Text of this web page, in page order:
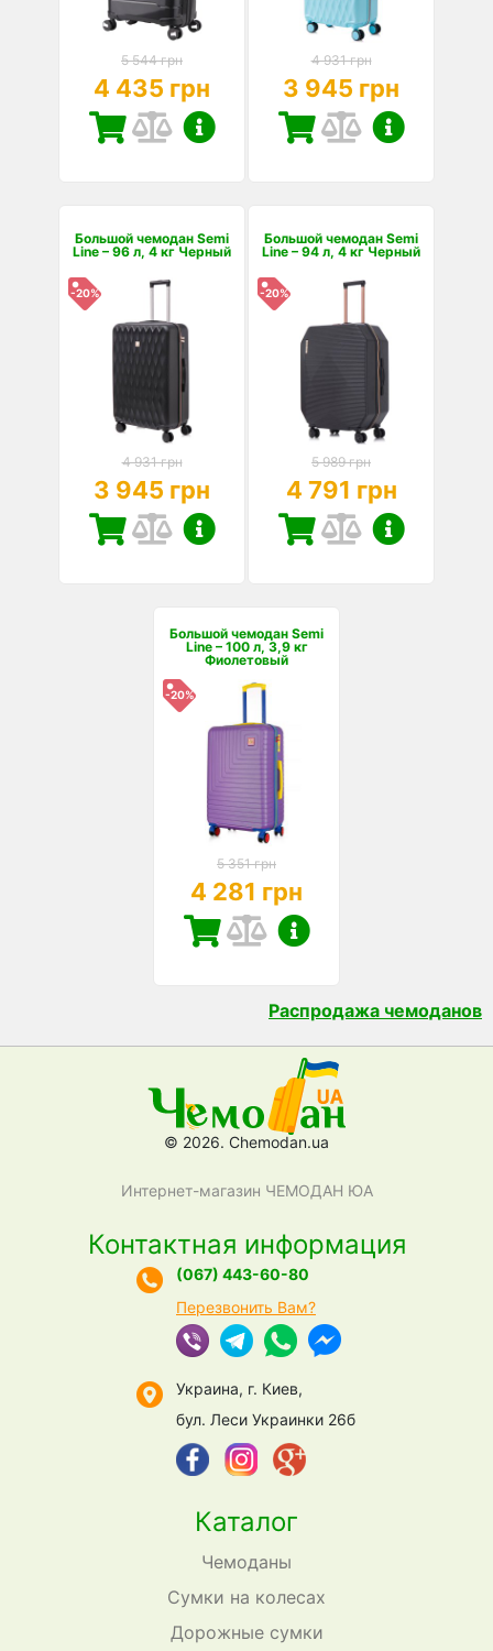
5 544 грн
4 435 грн
4 931 грн
3 945 грн
Большой чемодан Semi
Line – 96 л, 4 кг Черный
-20%
4 931 грн
3 945 грн
Большой чемодан Semi
Line – 94 л, 4 кг Черный
-20%
5 989 грн
4 791 грн
Большой чемодан Semi
Line – 100 л, 3,9 кг
Фиолетовый
-20%
5 351 грн
4 281 грн
Распродажа чемоданов
© 2026. Chemodan.ua
Интернет-магазин ЧЕМОДАН ЮА
Каталог
Чемоданы
Сумки на колесах
Дорожные сумки
Контактная информация
(067) 443-60-80
Перезвонить Вам?
Украина, г. Киев,
бул. Леси Украинки 26б